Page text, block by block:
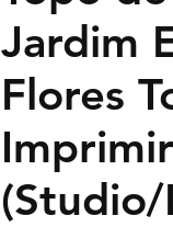
Jardim
Flores
Imprimir
(Studio/